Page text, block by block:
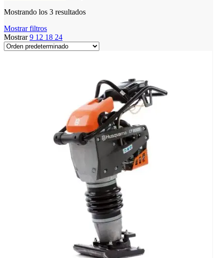
Mostrando los 3 resultados
Mostrar filtros
Mostrar9 12 18 24